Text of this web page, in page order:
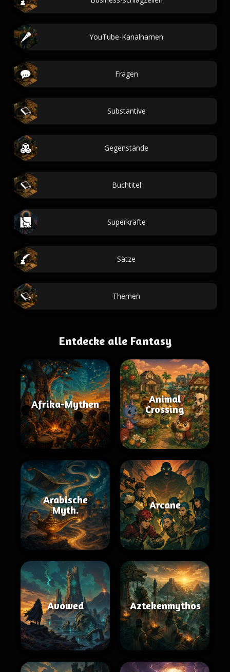
YouTube-Kanalnamen
Fragen
Substantive
Gegenstände
Buchtitel
Superkräfte
Sätze
Themen
Entdecke alle Fantasy
Afrika-Mythen
Animal
Crossing
Arabische
Myth.
Arcane
Avowed Aztekenmythos